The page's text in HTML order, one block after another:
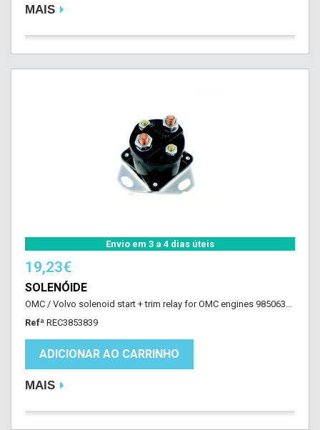
MAIS
Envio em 3 a 4 dias úteis
19,23€
SOLENÓIDE
OMC / Volvo solenoid start + trim relay for OMC engines 985063...
Refª REC3853839
ADICIONAR AO CARRINHO
MAIS